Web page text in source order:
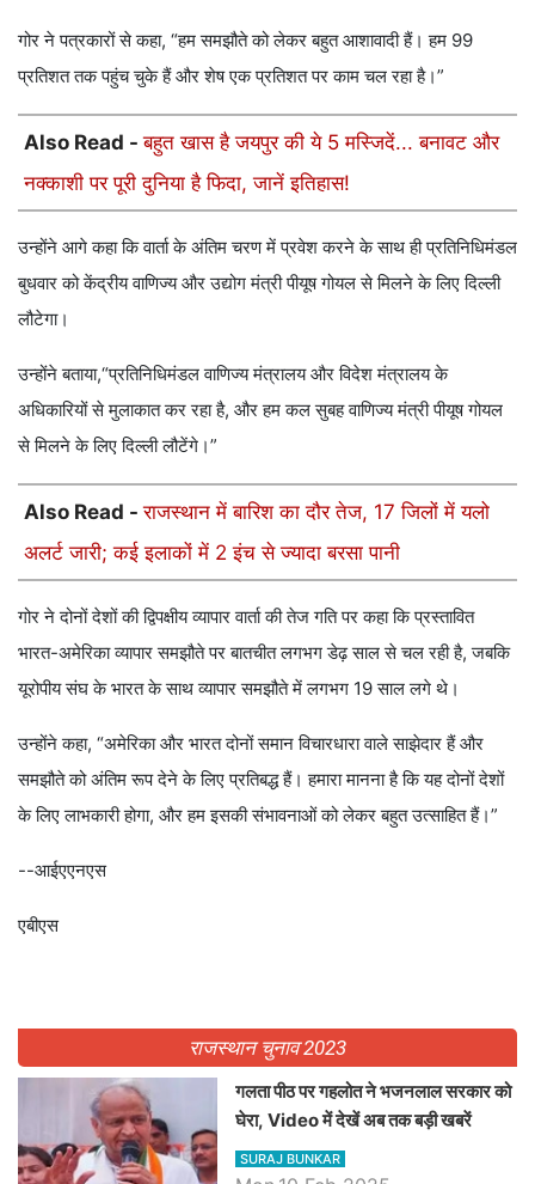
गोर ने पत्रकारों से कहा, “हम समझौते को लेकर बहुत आशावादी हैं। हम 99
प्रतिशत तक पहुंच चुके हैं और शेष एक प्रतिशत पर काम चल रहा है।”
Also Read -बहुत खास है जयपुर की ये 5 मस्जिदें... बनावट और
नक्काशी पर पूरी दुनिया है फिदा, जानें इतिहास!
उन्होंने आगे कहा कि वार्ता के अंतिम चरण में प्रवेश करने के साथ ही प्रतिनिधिमंडल
बुधवार को केंद्रीय वाणिज्य और उद्योग मंत्री पीयूष गोयल से मिलने के लिए दिल्ली
लौटेगा।
उन्होंने बताया,“प्रतिनिधिमंडल वाणिज्य मंत्रालय और विदेश मंत्रालय के
अधिकारियों से मुलाकात कर रहा है, और हम कल सुबह वाणिज्य मंत्री पीयूष गोयल
से मिलने के लिए दिल्ली लौटेंगे।”
Also Read -राजस्थान में बारिश का दौर तेज, 17 जिलों में यलो
अलर्ट जारी; कई इलाकों में 2 इंच से ज्यादा बरसा पानी
गोर ने दोनों देशों की द्विपक्षीय व्यापार वार्ता की तेज गति पर कहा कि प्रस्तावित
भारत-अमेरिका व्यापार समझौते पर बातचीत लगभग डेढ़ साल से चल रही है, जबकि
यूरोपीय संघ के भारत के साथ व्यापार समझौते में लगभग 19 साल लगे थे।
उन्होंने कहा, “अमेरिका और भारत दोनों समान विचारधारा वाले साझेदार हैं और
समझौते को अंतिम रूप देने के लिए प्रतिबद्ध हैं। हमारा मानना ​​है कि यह दोनों देशों
के लिए लाभकारी होगा, और हम इसकी संभावनाओं को लेकर बहुत उत्साहित हैं।”
--आईएएनएस
एबीएस
राजस्थान चुनाव 2023
गलता पीठ पर गहलोत ने भजनलाल सरकार को
घेरा, Video में देखें अब तक बड़ी खबरें
SURAJ BUNKAR